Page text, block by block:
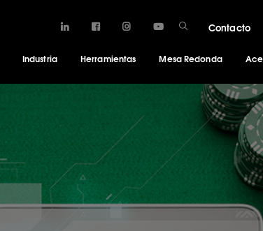
Contacto
Industria Herramientas Mesa Redonda